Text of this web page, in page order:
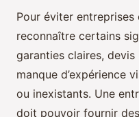
Pour éviter
reconnaître certains
garanties claires,
manque d’expérience
ou inexistants. Une
doit pouvoir fournir